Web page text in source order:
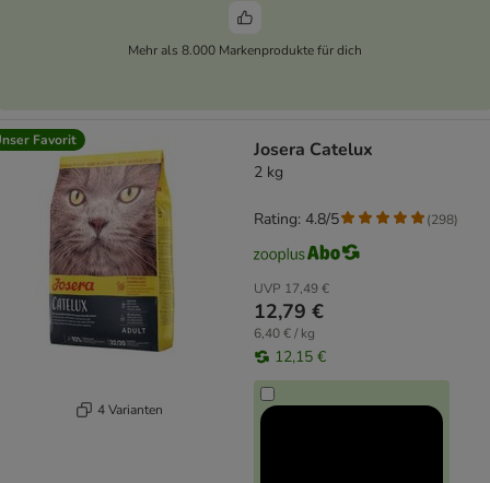
Mehr als 8.000 Markenprodukte für dich
Favorit
4 Varianten
Josera Catelux
2 kg
UVP 17,49 €
12,79 €
6,40 € / kg
12,15 €
Rating: 4.8/5 (298)